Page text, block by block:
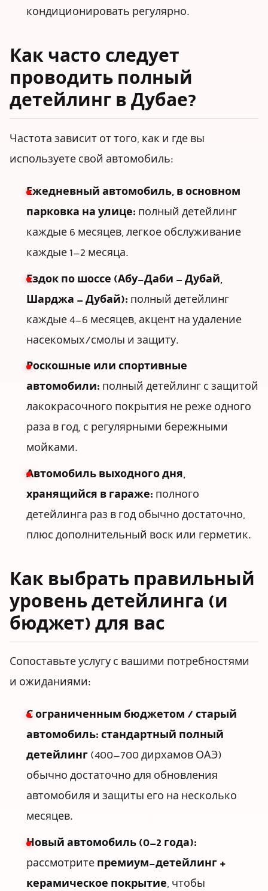
кондиционировать регулярно.
Как часто следует
проводить полный
детейлинг в Дубае?
Частота зависит от того, как и где вы
используете свой автомобиль:
Ежедневный автомобиль, в основном
парковка на улице: полный детейлинг
каждые 6 месяцев, легкое обслуживание
каждые 1–2 месяца.
Ездок по шоссе (Абу-Даби – Дубай,
Шарджа – Дубай): полный детейлинг
каждые 4–6 месяцев, акцент на удаление
насекомых/смолы и защиту.
Роскошные или спортивные
автомобили: полный детейлинг с защитой
лакокрасочного покрытия не реже одного
раза в год, с регулярными бережными
мойками.
Автомобиль выходного дня,
хранящийся в гараже: полного
детейлинга раз в год обычно достаточно,
плюс дополнительный воск или герметик.
Как выбрать правильный
уровень детейлинга (и
бюджет) для вас
Сопоставьте услугу с вашими потребностями
и ожиданиями:
С ограниченным бюджетом / старый
автомобиль:стандартный полный
детейлинг(400–700 дирхамов ОАЭ)
обычно достаточно для обновления
автомобиля и защиты его на несколько
месяцев.
Новый автомобиль (0–2 года):
рассмотритепремиум-детейлинг +
керамическое покрытие, чтобы